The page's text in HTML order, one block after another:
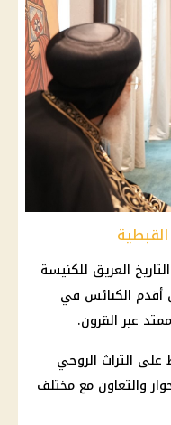
العريق للكنيسة
أقدم الكنائس في
عبر القرون.
على التراث الروحي
والتعاون مع مختلف